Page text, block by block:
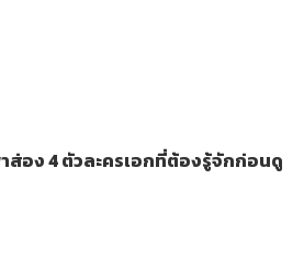
ส่อง 4 ตัวละครเอกที่ต้องรู้จักก่อนดู